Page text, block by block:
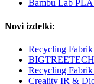
Bambu Lab
Novi izdelki:
Recycling
BIGTREETECH
Recycling
Creality IR &